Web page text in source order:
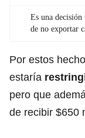
Es una
de no exportar
Por estos
estaría
pero que
de recibir $650